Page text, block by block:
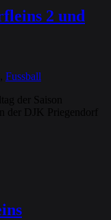
2 und
Fussball
der Saison
der DJK Priegendorf